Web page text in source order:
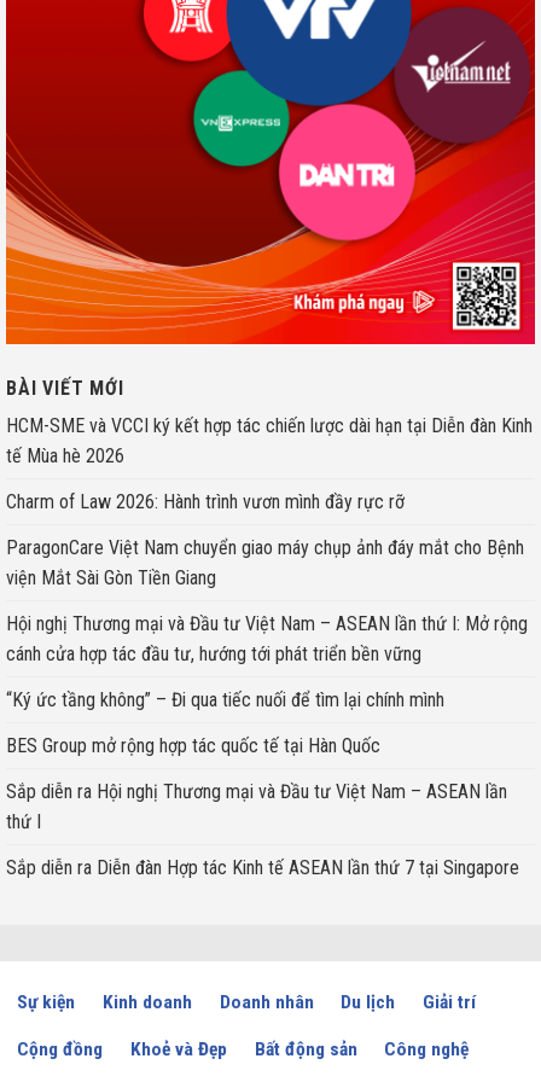
BÀI VIẾT MỚI
HCM-SME và VCCI ký kết hợp tác chiến lược dài hạn tại Diễn đàn Kinh
tế Mùa hè 2026
Charm of Law 2026: Hành trình vươn mình đầy rực rỡ
ParagonCare Việt Nam chuyển giao máy chụp ảnh đáy mắt cho Bệnh
viện Mắt Sài Gòn Tiền Giang
Hội nghị Thương mại và Đầu tư Việt Nam – ASEAN lần thứ I: Mở rộng
cánh cửa hợp tác đầu tư, hướng tới phát triển bền vững
“Ký ức tầng không” – Đi qua tiếc nuối để tìm lại chính mình
BES Group mở rộng hợp tác quốc tế tại Hàn Quốc
Sắp diễn ra Hội nghị Thương mại và Đầu tư Việt Nam – ASEAN lần
thứ I
Sắp diễn ra Diễn đàn Hợp tác Kinh tế ASEAN lần thứ 7 tại Singapore
Sự kiện Kinh doanh Doanh nhân Du lịch Giải trí
Cộng đồng Khoẻ và Đẹp Bất động sản Công nghệ